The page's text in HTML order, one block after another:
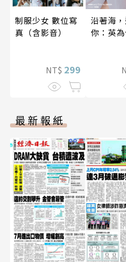
制服少女 數位寫
真（含影音）
NT$ 299
沿著海
你：英
最新報紙